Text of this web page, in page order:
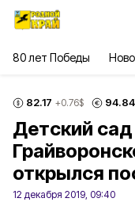
80 лет Победы
82.17 +0.76$ 94.84
Детский
открылся
12 декабря 2019, 09:40